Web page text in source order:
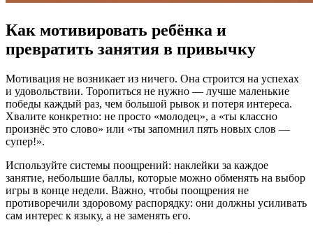
Как мотивировать ребёнка и
превратить занятия в привычку
Мотивация не возникает из ничего. Она строится на успехах
и удовольствии. Торопиться не нужно — лучше маленькие
победы каждый раз, чем большой рывок и потеря интереса.
Хвалите конкретно: не просто «молодец», а «ты классно
произнёс это слово» или «ты запомнил пять новых слов —
супер!».
Используйте системы поощрений: наклейки за каждое
занятие, небольшие баллы, которые можно обменять на выбор
игры в конце недели. Важно, чтобы поощрения не
противоречили здоровому распорядку: они должны усиливать
сам интерес к языку, а не заменять его.